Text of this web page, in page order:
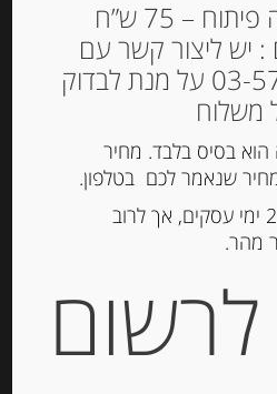
דגים
– 75 ש”ח
יש ליצור קשר עם
החנות ב 03-5757901 על מנת לבדוק
משלוח
בסיס בלבד. מחיר
שנאמר לכם בטלפון.
מתחייבים למשלוח תוך 2 ימי עסקים, אך לרוב
מהר.